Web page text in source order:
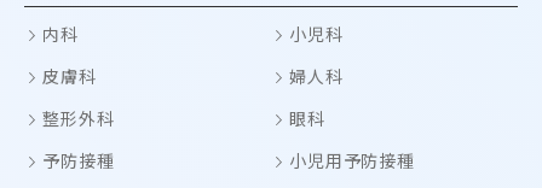
内科
小児科
皮膚科
婦人科
整形外科
眼科
予防接種
小児用予防接種